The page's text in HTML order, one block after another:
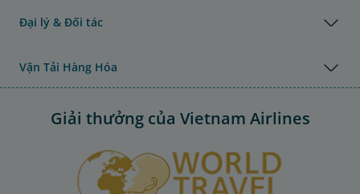
Đại lý & Đối tác
Vận Tải Hàng Hóa
Giải thưởng của Vietnam Airlines